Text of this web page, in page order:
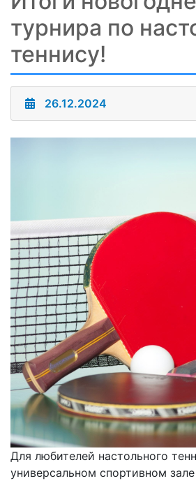
турнира по
теннису!
26.12.2024
Для любителей настольного
универсальном спортивном